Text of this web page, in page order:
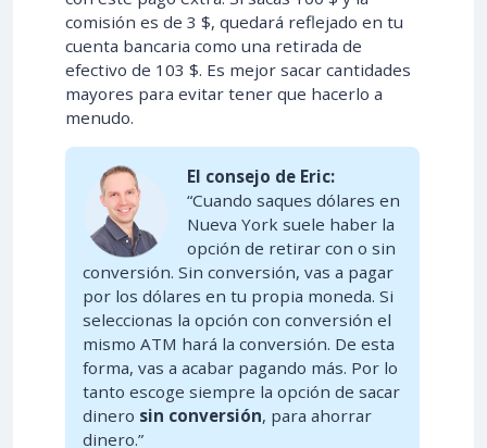
comisión es de 3 $, quedará reflejado en tu
cuenta bancaria como una retirada de
efectivo de 103 $. Es mejor sacar cantidades
mayores para evitar tener que hacerlo a
menudo.
El consejo de Eric:
“Cuando saques dólares en
Nueva York suele haber la
opción de retirar con o sin
conversión. Sin conversión, vas a pagar
por los dólares en tu propia moneda. Si
seleccionas la opción con conversión el
mismo ATM hará la conversión. De esta
forma, vas a acabar pagando más. Por lo
tanto escoge siempre la opción de sacar
dinero sin conversión, para ahorrar
dinero.”